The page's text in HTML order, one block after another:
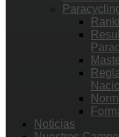
Noticias